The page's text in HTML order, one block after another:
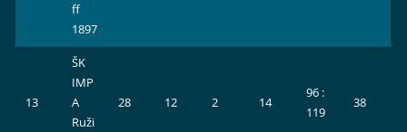
ff
1897
13
ŠK
IMP
A
Ruži
28 12 2 14
96 :
119
38